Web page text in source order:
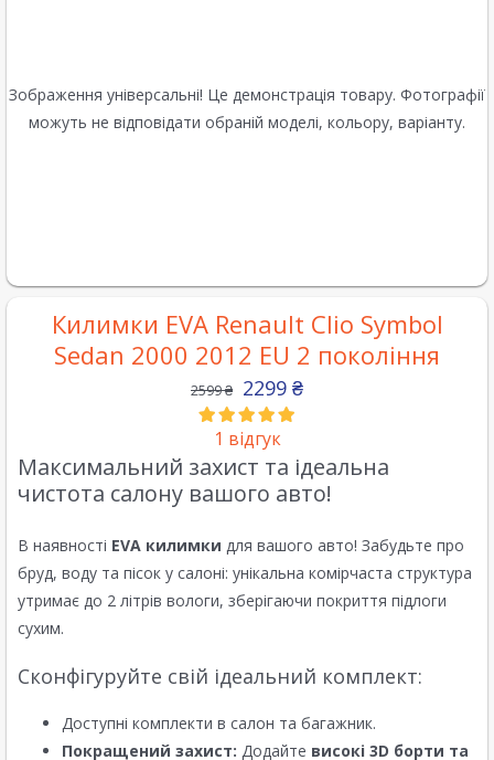
Зображення універсальні! Це демонстрація товару. Фотографії
можуть не відповідати обраній моделі, кольору, варіанту.
Килимки EVA Renault Clio Symbol
Sedan 2000 2012 EU 2 покоління
2599₴ 2299 ₴
1 відгук
Максимальний захист та ідеальна
чистота салону вашого авто!
В наявності EVA килимки для вашого авто! Забудьте про
бруд, воду та пісок у салоні: унікальна комірчаста структура
утримає до 2 літрів вологи, зберігаючи покриття підлоги
сухим.
Сконфігуруйте свій ідеальний комплект:
Доступні комплекти в салон та багажник.
Покращений захист: Додайте високі 3D борти та